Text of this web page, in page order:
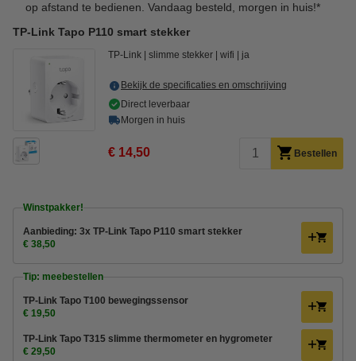
op afstand te bedienen. Vandaag besteld, morgen in huis!*
TP-Link Tapo P110 smart stekker
TP-Link slimme stekker wifi ja
Bekijk de specificaties en omschrijving
Direct leverbaar
Morgen in huis
€ 14,50 Bestellen
Winstpakker!
Aanbieding: 3x TP-Link Tapo P110 smart stekker
€ 38,50
Tip: meebestellen
TP-Link Tapo T100 bewegingssensor
€ 19,50
TP-Link Tapo T315 slimme thermometer en hygrometer
€ 29,50